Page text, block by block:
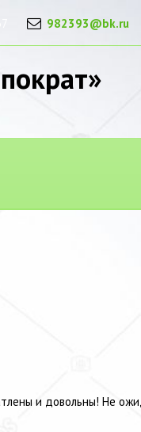
982393@bk.ru
и довольны! Не